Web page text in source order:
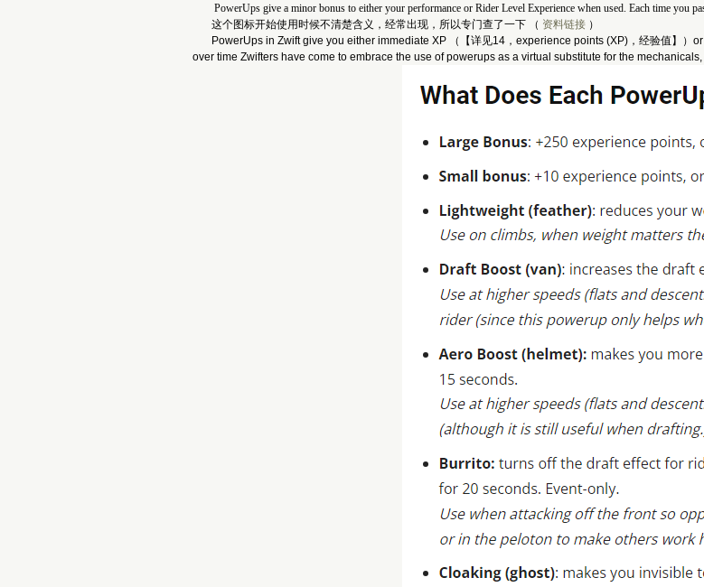
PowerUps give a minor bonus to either your performance or Rider Level Experience when used. Each time you
这个图标开始使用时候不清楚含义，经常出现，所以专门查了一下 （ 资料链接）
PowerUps in Zwift give you either immediate XP （【详见14，experience points (XP)，经验值】）
over time Zwifters have come to embrace the use of powerups as a virtual substitute for the